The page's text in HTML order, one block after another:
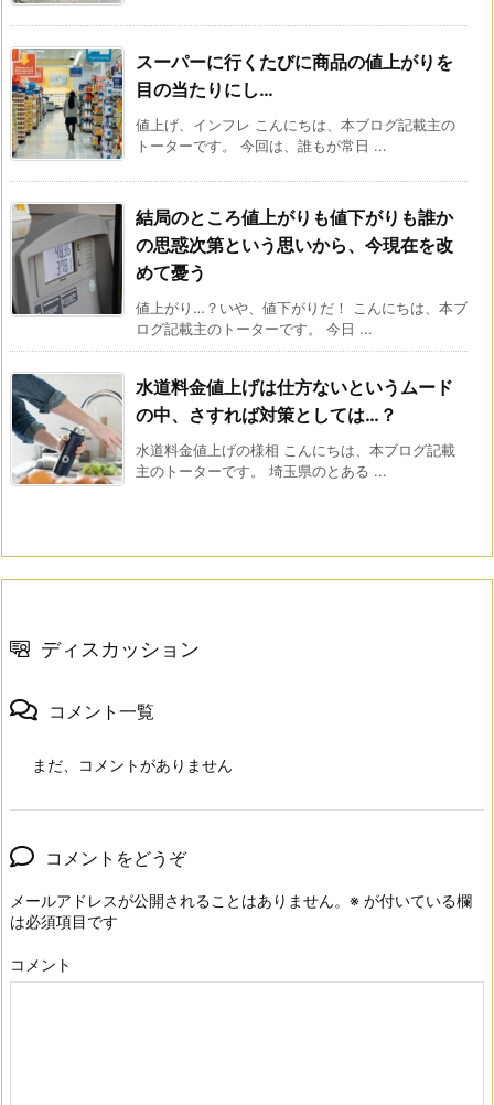
スーパーに行くたびに商品の値上がりを
目の当たりにし…
値上げ、インフレ こんにちは、本ブログ記載主の
トーターです。 今回は、誰もが常日 ...
結局のところ値上がりも値下がりも誰か
の思惑次第という思いから、今現在を改
めて憂う
値上がり…？いや、値下がりだ！ こんにちは、本ブ
ログ記載主のトーターです。 今日 ...
水道料金値上げは仕方ないというムード
の中、さすれば対策としては…？
水道料金値上げの様相 こんにちは、本ブログ記載
主のトーターです。 埼玉県のとある ...
ディスカッション
コメント一覧
まだ、コメントがありません
コメントをどうぞ
メールアドレスが公開されることはありません。 ※ が付いている欄
は必須項目です
コメント